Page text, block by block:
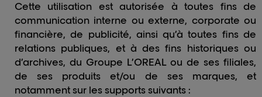
Cette utilisation est autorisée à toutes fins de
communication interne ou externe, corporate ou
financière, de publicité, ainsi qu’à toutes fins de
relations publiques, et à des fins historiques ou
d’archives, du Groupe L’OREAL ou de ses filiales,
de ses produits et/ou de ses marques, et
notamment sur les supports suivants :